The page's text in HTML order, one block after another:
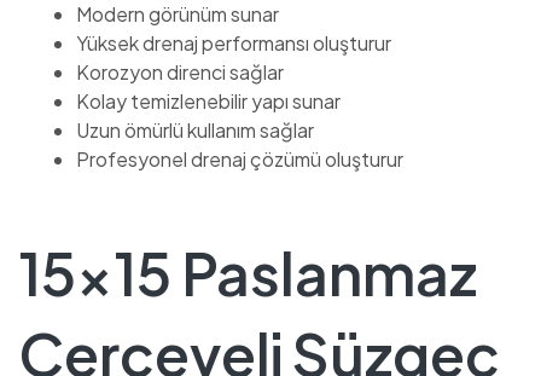
Modern görünüm sunar
Yüksek drenaj performansı oluşturur
Korozyon direnci sağlar
Kolay temizlenebilir yapı sunar
Uzun ömürlü kullanım sağlar
Profesyonel drenaj çözümü oluşturur
15×15 Paslanmaz
Çerçeveli Süzgeç